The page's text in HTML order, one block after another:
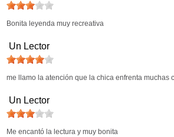
Bonita leyenda muy recreativa
Un Lector
me llamo la atención que la chica enfrenta muchas
Un Lector
Me encantó la lectura y muy bonita